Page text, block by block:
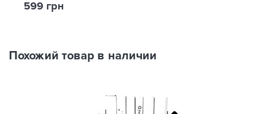
599 грн
Похожий товар в наличии